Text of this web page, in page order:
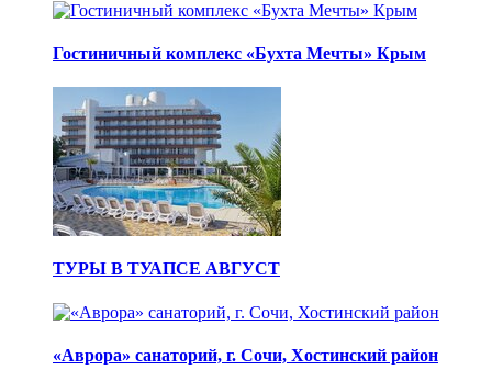
Гостиничный комплекс «Бухта Мечты» Крым
ТУРЫ В ТУАПСЕ АВГУСТ
«Аврора» санаторий, г. Сочи, Хостинский район